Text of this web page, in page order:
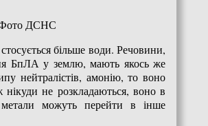
Фото ДСНС
більше води. Речовини,
БпЛА у землю, мають якось же
нейтралістів, амонію, то воно
не розкладаються, воно в
можуть перейти в інше